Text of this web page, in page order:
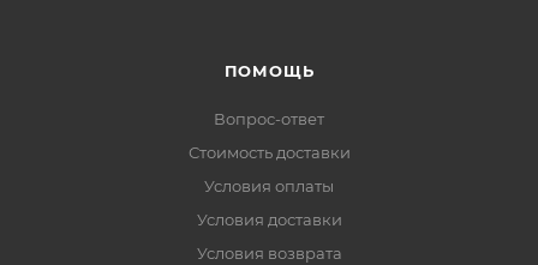
ПОМОЩЬ
Вопрос-ответ
Стоимость доставки
Условия оплаты
Условия доставки
Условия возврата